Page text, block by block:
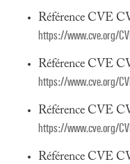
Référence CVE
https://www.cve.org/
Référence CVE
https://www.cve.org/
Référence CVE
https://www.cve.org/
Référence CVE